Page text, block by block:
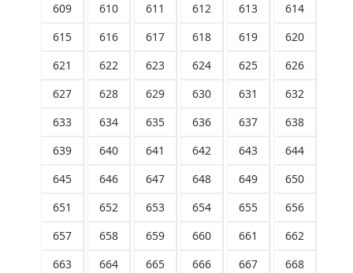
609
610 611 612 613
614
615
616 617 618 619
620
621
622 623 624 625
626
627
628 629 630 631
632
633
634 635 636 637
638
639
640 641 642 643
644
645
646 647 648 649
650
651
652 653 654 655
656
657
658 659 660 661
662
663
664 665 666 667
668